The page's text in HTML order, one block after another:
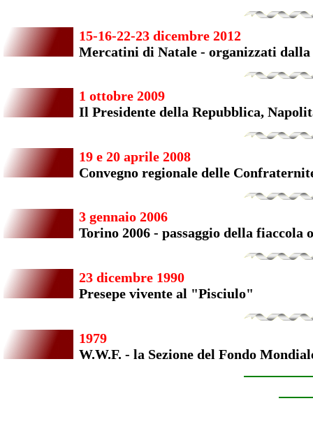
15-16-22-23 dicembre 2012
Mercatini di Natale - organizzati dalla
1 ottobre 2009
Il Presidente della Repubblica,
19 e 20 aprile 2008
Convegno regionale delle
3 gennaio 2006
Torino 2006 - passaggio della fiaccola
23 dicembre 1990
Presepe vivente al "Pisciulo"
1979
W.W.F. - la Sezione del Fondo